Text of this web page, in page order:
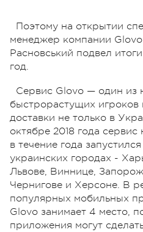
Поэтому на открытии
менеджер компании
Расновський подвел
год.
Сервис Glovo — один из
быстрорастущих
доставки не только в
октябре 2018 года
в течение года
украинских городах -
Львове, Виннице,
Чернигове и Херсоне. В
популярных мобильных
Glovo занимает 4 место,
приложения могут